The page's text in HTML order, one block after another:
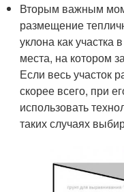
Вторым важным
размещение
уклона как участка
места, на котором
Если весь участок
скорее всего, при
использовать
таких случаях